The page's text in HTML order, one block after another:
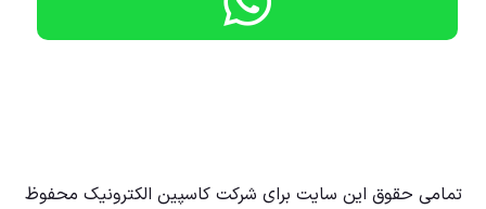
تمامی حقوق این سایت برای شرکت کاسپین الکترونیک محفوظ